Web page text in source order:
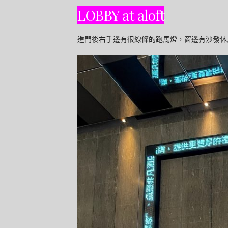
LOBBY at aloft
進門後右手邊有很線條的跑馬燈，窗邊有沙發